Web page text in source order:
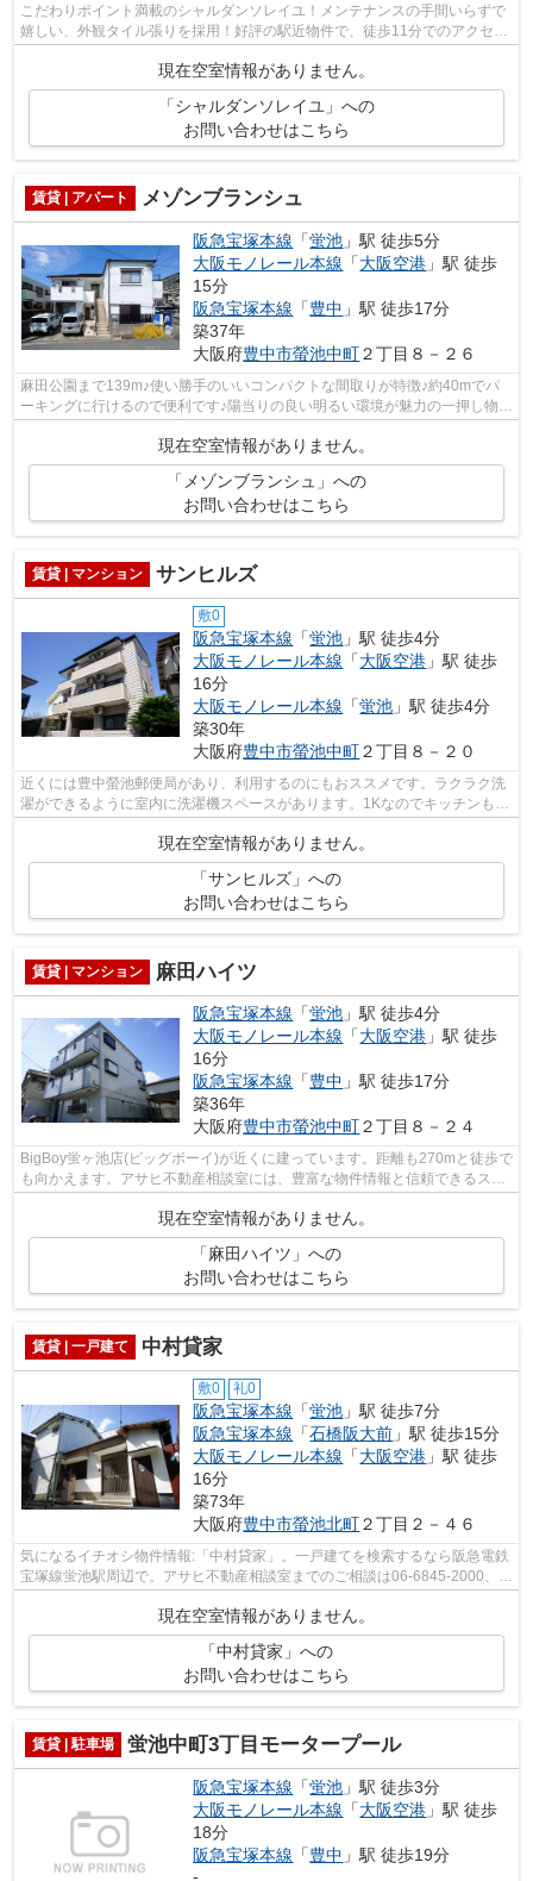
こだわりポイント満載のシャルダンソレイユ！メンテナンスの手間いらずで
嬉しい、外観タイル張りを採用！好評の駅近物件で、徒歩11分でのアクセス
が可能です！こちらは日当たりが良好...
現在空室情報がありません。
「シャルダンソレイユ」への
お問い合わせはこちら
賃貸 | アパート メゾンブランシュ
阪急宝塚本線 「蛍池 」駅 徒歩5分
大阪モノレール本線 「大阪空港 」駅 徒歩
15分
阪急宝塚本線 「豊中 」駅 徒歩17分
築37年
大阪府豊中市螢池中町２丁目８－２６
麻田公園まで139m♪使い勝手のいいコンパクトな間取りが特徴♪約40mでパ
ーキングに行けるので便利です♪陽当りの良い明るい環境が魅力の一押し物件
現在空室情報がありません。
「メゾンブランシュ」への
お問い合わせはこちら
賃貸 | マンション サンヒルズ
敷0
阪急宝塚本線 「蛍池 」駅 徒歩4分
大阪モノレール本線 「大阪空港 」駅 徒歩
16分
大阪モノレール本線 「蛍池 」駅 徒歩4分
築30年
大阪府豊中市螢池中町２丁目８－２０
近くには豊中螢池郵便局があり、利用するのにもおススメです。ラクラク洗
濯ができるように室内に洗濯機スペースがあります。1Kなのでキッチンも快
適で楽しくお料理もできてオススメで...
現在空室情報がありません。
「サンヒルズ」への
お問い合わせはこちら
賃貸 | マンション 麻田ハイツ
阪急宝塚本線 「蛍池 」駅 徒歩4分
大阪モノレール本線 「大阪空港 」駅 徒歩
16分
阪急宝塚本線 「豊中 」駅 徒歩17分
築36年
大阪府豊中市螢池中町２丁目８－２４
BigBoy蛍ヶ池店(ビッグボーイ)が近くに建っています。距離も270mと徒歩で
も向かえます。アサヒ不動産相談室には、豊富な物件情報と信頼できるスタ
現在空室情報がありません。
「麻田ハイツ」への
お問い合わせはこちら
賃貸 | 一戸建て 中村貸家
敷0 礼0
阪急宝塚本線 「蛍池 」駅 徒歩7分
阪急宝塚本線 「石橋阪大前 」駅 徒歩15分
大阪モノレール本線 「大阪空港 」駅 徒歩
16分
築73年
大阪府豊中市螢池北町２丁目２－４６
気になるイチオシ物件情報:「中村貸家」。一戸建てを検索するなら阪急電鉄
宝塚線蛍池駅周辺で。アサヒ不動産相談室までのご相談は06-6845-2000、
現在空室情報がありません。
「中村貸家」への
お問い合わせはこちら
賃貸 | 駐車場 蛍池中町3丁目モータープール
阪急宝塚本線 「蛍池 」駅 徒歩3分
大阪モノレール本線 「大阪空港 」駅 徒歩
18分
阪急宝塚本線 「豊中 」駅 徒歩19分
-